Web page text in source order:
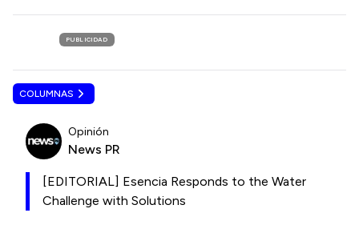
PUBLICIDAD
COLUMNAS
Opinión
News PR
[EDITORIAL] Esencia Responds to the Water
Challenge with Solutions